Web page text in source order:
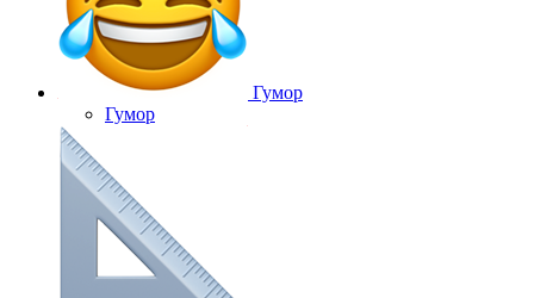
Гумор
Гумор